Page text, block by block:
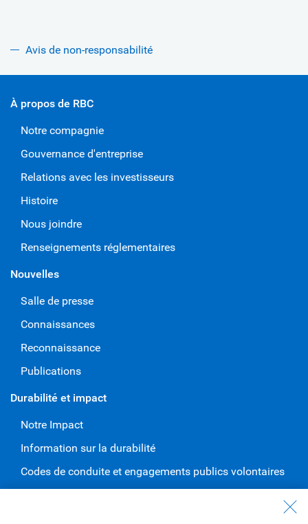
Avis de non-responsabilité
À propos de RBC
Notre compagnie
Gouvernance d'entreprise
Relations avec les investisseurs
Histoire
Nous joindre
Renseignements réglementaires
Nouvelles
Salle de presse
Connaissances
Reconnaissance
Publications
Durabilité et impact
Notre Impact
Information sur la durabilité
Codes de conduite et engagements publics volontaires